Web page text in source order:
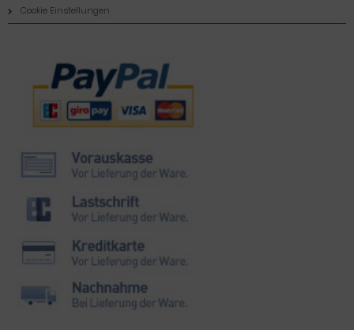
Cookie Einstellungen
Zahlungsmethoden